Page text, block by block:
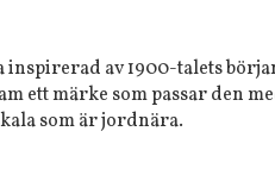
av 1900-talets
ett märke som passar den
som är jordnära.